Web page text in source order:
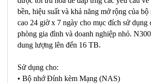
bền, hiệu suất và khả năng mở rộng của
cao 24 giờ x 7 ngày cho mục đích sử dụng
phòng gia đình và doanh nghiệp nhỏ.
dung lượng lên đến 16 TB.
Sử dụng cho:
• Bộ nhớ Đính kèm Mạng (NAS)